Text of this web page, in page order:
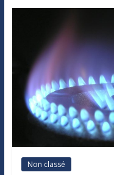
Non classé